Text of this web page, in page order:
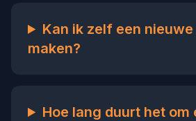
Kan ik zelf een
maken?
Hoe lang duurt het om